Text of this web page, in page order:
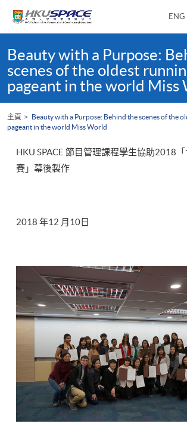
ENG
content
startBeauty with a Purpose:
scenes of the oldest
pageant in the world Miss
主頁
Beauty with a Purpose: Behind the scenes of the
pageant in the world Miss World
HKU SPACE 節目管理課程學生協助2018
賽」幕後製作
2018 年12 月10日